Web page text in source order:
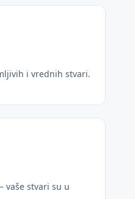
i vrednih stvari.
vaše stvari su u